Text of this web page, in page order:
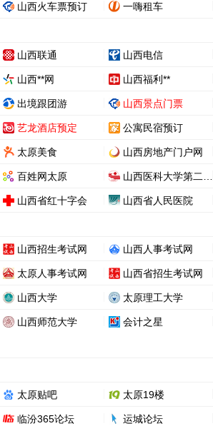
山西火车票预订 一嗨租车
山西联通 山西电信
山西**网 山西福利**
出境跟团游 山西景点门票
艺龙酒店预定 公寓民宿预订
太原美食 山西房地产门户网
百姓网太原
山西省红十字会 山西省人民医院
山西招生考试网 山西人事考试网
太原人事考试网 山西省招生考试网
山西大学 太原理工大学
山西师范大学 会计之星
太原贴吧 太原19楼
临汾365论坛 运城论坛